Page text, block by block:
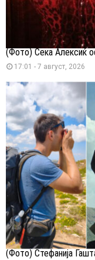
(Фото) Сека Алексиќ
17:01 - 7 август, 2026
(Фото) Стефанија